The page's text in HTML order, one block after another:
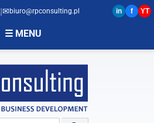
|✉︎biuro@rpconsulting.pl in f YT
☰ MENU